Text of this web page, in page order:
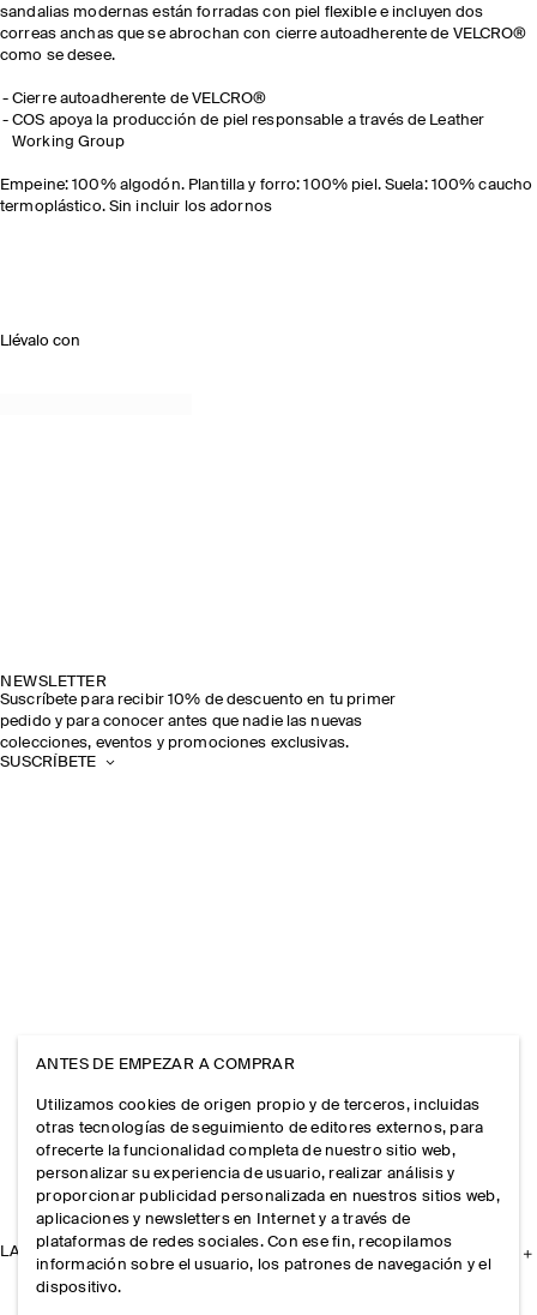
sandalias modernas están forradas con piel flexible e incluyen dos
correas anchas que se abrochan con cierre autoadherente de VELCRO®
como se desee.
Cierre autoadherente deVELCRO®
COS apoya la producción de piel responsable a través de Leather
Working Group
Empeine: 100% algodón. Plantilla y forro: 100% piel. Suela: 100% caucho
termoplástico. Sin incluir los adornos
Llévalo con
NEWSLETTER
Suscríbete para recibir 10% de descuento en tu primer
pedido y para conocer antes que nadie las nuevas
colecciones, eventos y promociones exclusivas.
SUSCRÍBETE
LA EMPRESA
ANTES DE EMPEZAR A COMPRAR
Utilizamos cookies de origen propio y de terceros, incluidas
otras tecnologías de seguimiento de editores externos, para
ofrecerte la funcionalidad completa de nuestro sitio web,
personalizar su experiencia de usuario, realizar análisis y
proporcionar publicidad personalizada en nuestros sitios web,
aplicaciones y newsletters en Internet y a través de
plataformas de redes sociales. Con ese fin, recopilamos
información sobre el usuario, los patrones de navegación y el
dispositivo.